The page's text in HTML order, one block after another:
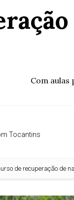
Com aulas
Tocantins
de nascentes